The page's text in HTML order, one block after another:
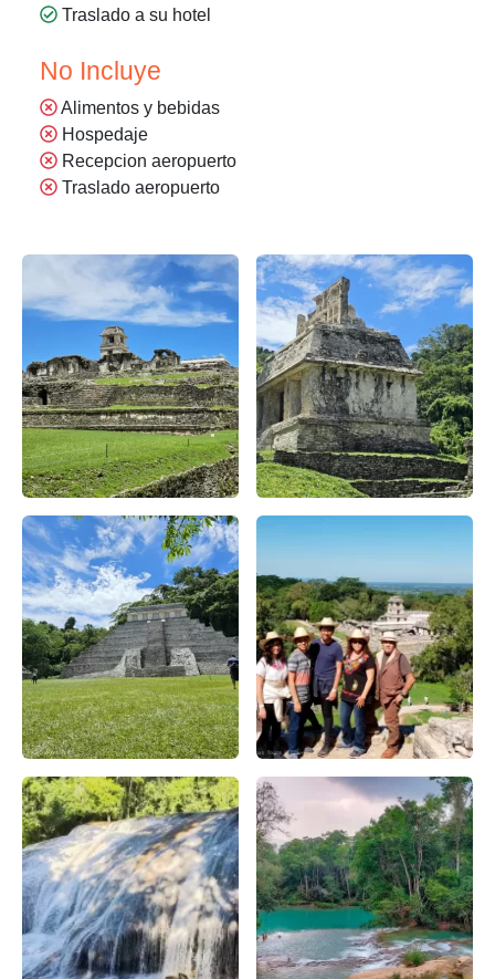
Traslado a su hotel
No Incluye
Alimentos y bebidas
Hospedaje
Recepcion aeropuerto
Traslado aeropuerto